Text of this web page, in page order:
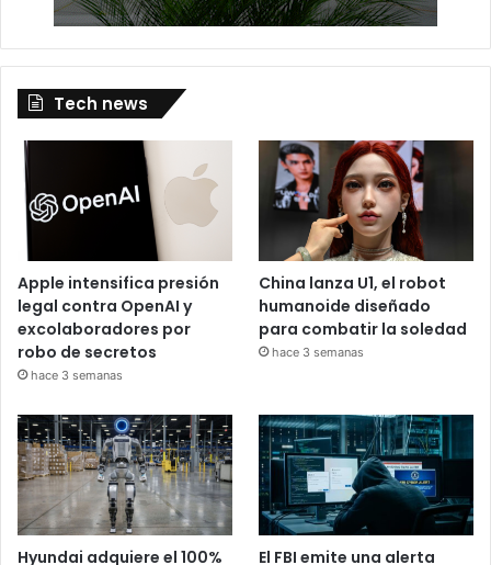
Tech news
Apple intensifica presión
legal contra OpenAI y
excolaboradores por
robo de secretos
hace 3 semanas
China lanza U1, el robot
humanoide diseñado
para combatir la soledad
hace 3 semanas
Hyundai adquiere el 100%
El FBI emite una alerta